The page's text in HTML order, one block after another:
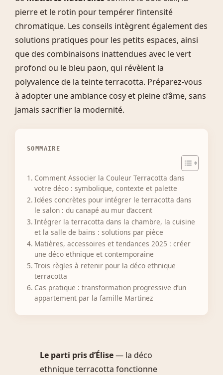
pierre et le rotin pour tempérer l’intensité
chromatique. Les conseils intègrent également des
solutions pratiques pour les petits espaces, ainsi
que des combinaisons inattendues avec le vert
profond ou le bleu paon, qui révèlent la
polyvalence de la teinte terracotta. Préparez-vous
à adopter une ambiance cosy et pleine d’âme, sans
jamais sacrifier la modernité.
SOMMAIRE
Comment Associer la Couleur Terracotta dans
votre déco : symbolique, contexte et palette
Idées concrètes pour intégrer le terracotta dans
le salon : du canapé au mur d’accent
Intégrer la terracotta dans la chambre, la cuisine
et la salle de bains : solutions par pièce
Matières, accessoires et tendances 2025 : créer
une déco ethnique et contemporaine
Trois règles à retenir pour la déco ethnique
terracotta
Cas pratique : transformation progressive d’un
appartement par la famille Martinez
Le parti pris d’Élise— la déco
ethnique terracotta fonctionne